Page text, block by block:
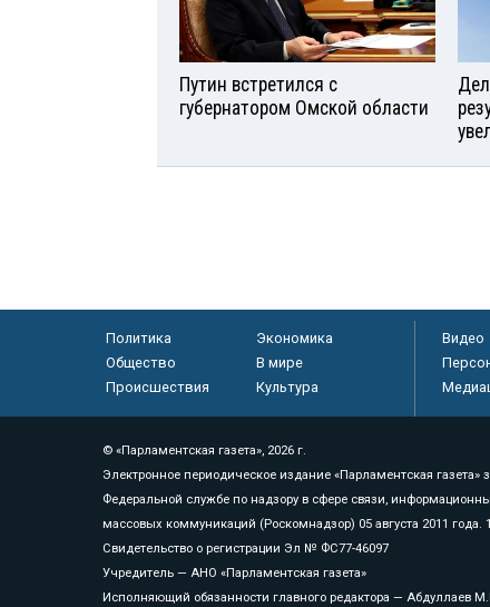
Путин встретился с
губернатором Омской области
Политика
Экономика
Общество
В мире
Происшествия
Культура
Видео
© «Парламентская газета», 2026 г.
Электронное периодическое издание «Парламентская газета»
Федеральной службе по надзору в сфере связи,
массовых коммуникаций (Роскомнадзор) 05 августа 2011 года.
Свидетельство о регистрации Эл № ФС77-46097
Учредитель — АНО «Парламентская газета»
Исполняющий обязанности главного редактора — Абдуллаев